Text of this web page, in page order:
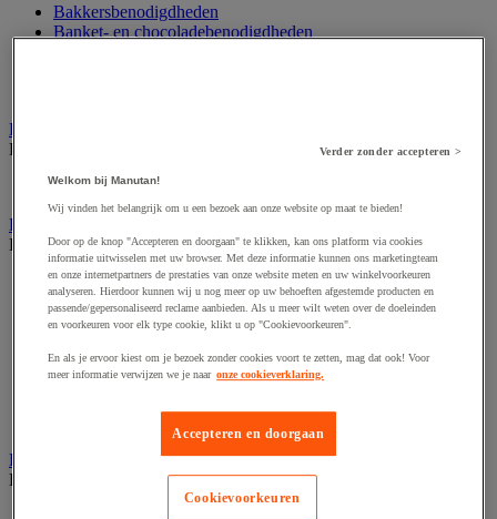
Bakkersbenodigdheden
Banket- en chocoladebenodigdheden
Decoratie voor horeca
Bekijk de hele productgroep
Verlichting
Eten en drinken
Bekijk de hele productgroep
Frisdrank, ijsthee en fruitsap
Koffie
Soep
Thee
Water
Horeca benodigdheden
Bekijk de hele productgroep
Verder zonder accepteren >
Welkom bij Manutan!
Wij vinden het belangrijk om u een bezoek aan onze website op maat te bieden!
Door op de knop "Accepteren en doorgaan" te klikken, kan ons platform via cookies
informatie uitwisselen met uw browser. Met deze informatie kunnen ons marketingteam
en onze internetpartners de prestaties van onze website meten en uw winkelvoorkeuren
analyseren. Hierdoor kunnen wij u nog meer op uw behoeften afgestemde producten en
passende/gepersonaliseerd reclame aanbieden. Als u meer wilt weten over de doeleinden
en voorkeuren voor elk type cookie, klikt u op "Cookievoorkeuren".
En als je ervoor kiest om je bezoek zonder cookies voort te zetten, mag dat ook! Voor
meer informatie verwijzen we je naar onze cookieverklaring.
Accepteren en doorgaan
Cookievoorkeuren